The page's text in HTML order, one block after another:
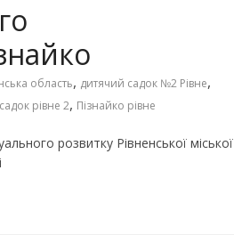
область, дитячий садок №2 Рівне,
рівне 2, Пізнайко рівне
розвитку Рівненської міської